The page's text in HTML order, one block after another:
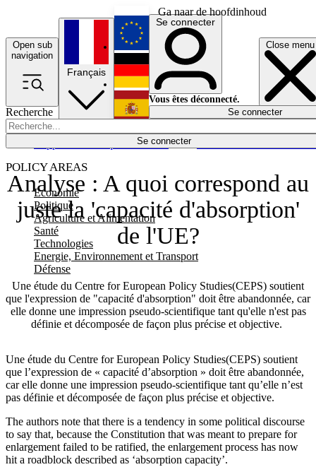
Ga naar de hoofdinhoud
Open sub
navigation
Close menu
Recherche
Se connecter
POLICY AREAS
Economie
Politique
Agriculture et Alimentation
Santé
Technologies
Energie, Environnement et Transport
Défense
Économie
Français
English
Deutsch
Español
Se connecter
Vous êtes déconnecté.
Se connecter
Analyse : A quoi correspond au
juste la 'capacité d'absorption'
de l'UE?
Une étude du Centre for European Policy Studies(CEPS) soutient
que l'expression de "capacité d'absorption" doit être abandonnée, car
elle donne une impression pseudo-scientifique tant qu'elle n'est pas
définie et décomposée de façon plus précise et objective.
Une étude du Centre for European Policy Studies(CEPS) soutient
que l’expression de « capacité d’absorption » doit être abandonnée,
car elle donne une impression pseudo-scientifique tant qu’elle n’est
pas définie et décomposée de façon plus précise et objective.
The authors note that there is a tendency in some political discourse
to say that, because the Constitution that was meant to prepare for
enlargement failed to be ratified, the enlargement process has now
hit a roadblock described as ‘absorption capacity’.